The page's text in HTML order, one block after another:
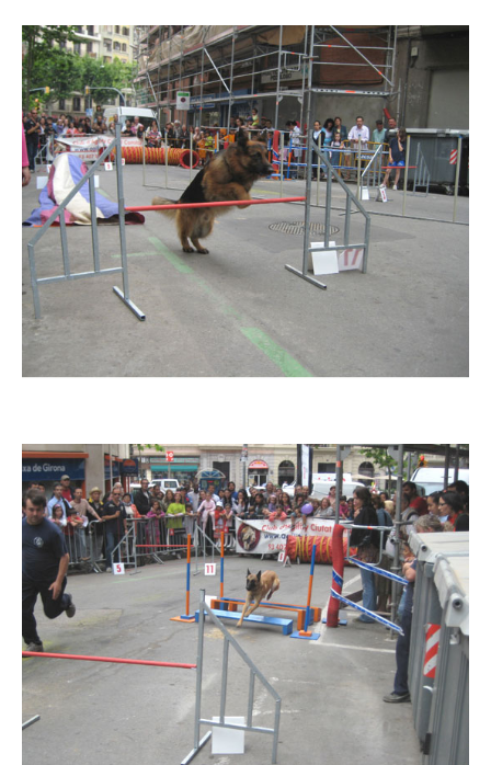
Imatge
Imatge